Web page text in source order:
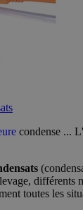
condense ...
différents
toutes les